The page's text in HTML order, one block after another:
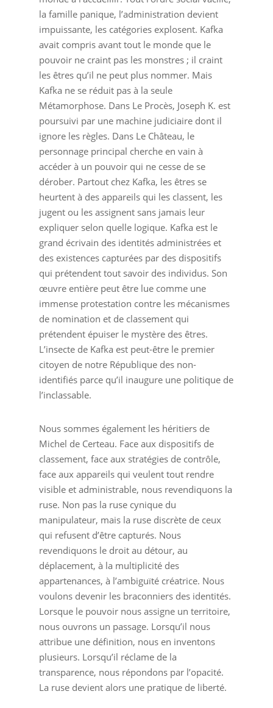
la famille panique, l’administration devient
impuissante, les catégories explosent. Kafka
avait compris avant tout le monde que le
pouvoir ne craint pas les monstres ; il craint
les êtres qu’il ne peut plus nommer. Mais
Kafka ne se réduit pas à la seule
Métamorphose. Dans Le Procès, Joseph K. est
poursuivi par une machine judiciaire dont il
ignore les règles. Dans Le Château, le
personnage principal cherche en vain à
accéder à un pouvoir qui ne cesse de se
dérober. Partout chez Kafka, les êtres se
heurtent à des appareils qui les classent, les
jugent ou les assignent sans jamais leur
expliquer selon quelle logique. Kafka est le
grand écrivain des identités administrées et
des existences capturées par des dispositifs
qui prétendent tout savoir des individus. Son
œuvre entière peut être lue comme une
immense protestation contre les mécanismes
de nomination et de classement qui
prétendent épuiser le mystère des êtres.
L’insecte de Kafka est peut-être le premier
citoyen de notre République des non-
identifiés parce qu’il inaugure une politique de
l’inclassable.
Nous sommes également les héritiers de
Michel de Certeau. Face aux dispositifs de
classement, face aux stratégies de contrôle,
face aux appareils qui veulent tout rendre
visible et administrable, nous revendiquons la
ruse. Non pas la ruse cynique du
manipulateur, mais la ruse discrète de ceux
qui refusent d’être capturés. Nous
revendiquons le droit au détour, au
déplacement, à la multiplicité des
appartenances, à l’ambiguïté créatrice. Nous
voulons devenir les braconniers des identités.
Lorsque le pouvoir nous assigne un territoire,
nous ouvrons un passage. Lorsqu’il nous
attribue une définition, nous en inventons
plusieurs. Lorsqu’il réclame de la
transparence, nous répondons par l’opacité.
La ruse devient alors une pratique de liberté.